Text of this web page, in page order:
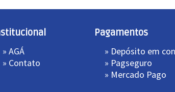
» AGÁ
» Contato
Pagamentos
» Depósito em
» Pagseguro
» Mercado Pago